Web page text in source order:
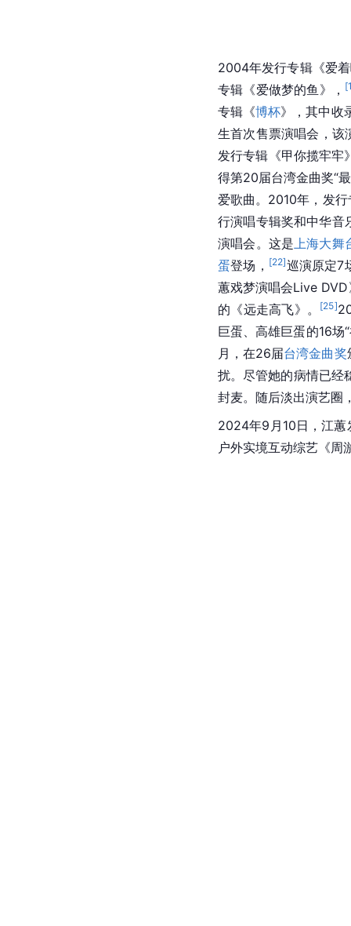
2004年发行专辑《爱
专辑《爱做梦的鱼》， [
专辑《博杯》，其中收
生首次售票演唱会，该
发行专辑《甲你揽牢牢
得第20届台湾金曲奖“
爱歌曲。2010年，发行
行演唱专辑奖和中华音
演唱会。这是 上海大舞
蛋登场， [22]巡演原定7
蕙戏梦演唱会Live DVD
的《远走高飞》。
[25]
巨蛋、高雄巨蛋的16场
月，在26届台湾金曲奖
扰。尽管她的病情已经
封麦。随后淡出演艺圈
2024年9月10日，江蕙
户外实境互动综艺《周